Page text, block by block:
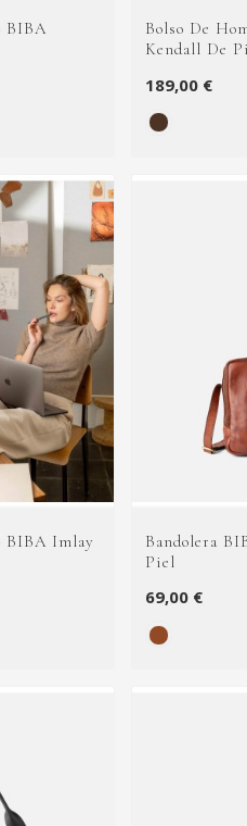
BIBA
Bolso De
Kendall De
189,00 €
BIBA Imlay
Bandolera
Piel
69,00 €